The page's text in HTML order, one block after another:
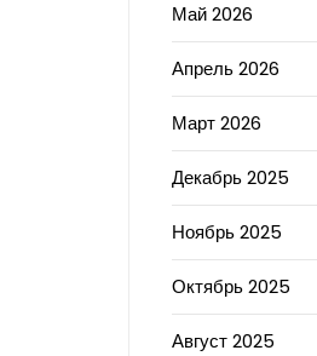
Май 2026
Апрель 2026
Март 2026
Декабрь 2025
Ноябрь 2025
Октябрь 2025
Август 2025